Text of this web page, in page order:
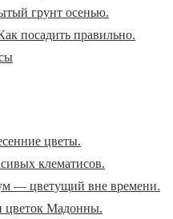
грунт осенью.
посадить правильно.
цветы.
клематисов.
— цветущий вне времени.
цветок Мадонны.